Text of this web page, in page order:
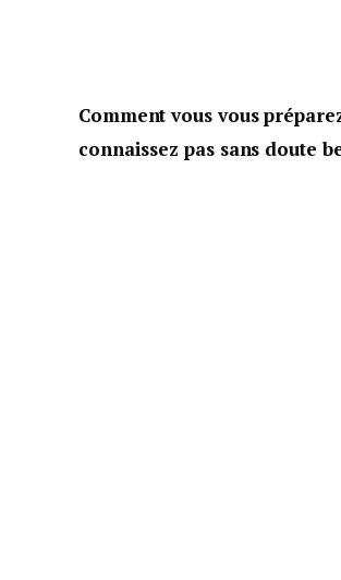
Comment vous vous
connaissez pas sans doute